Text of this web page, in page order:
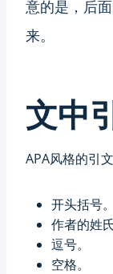
意的是，后
来。
文中
APA风格的引
开头括号。
作者的姓氏
逗号。
空格。